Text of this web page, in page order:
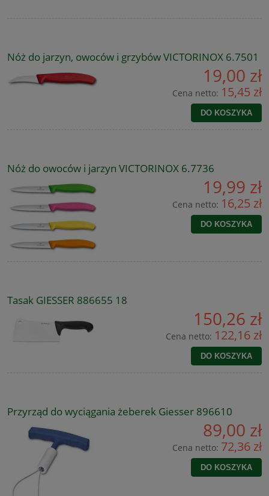
Nóż do jarzyn, owoców i grzybów VICTORINOX 6.7501
19,00 zł
Cena netto: 15,45 zł
DO KOSZYKA
Nóż do owoców i jarzyn VICTORINOX 6.7736
19,99 zł
Cena netto: 16,25 zł
DO KOSZYKA
Tasak GIESSER 886655 18
150,26 zł
Cena netto: 122,16 zł
DO KOSZYKA
Przyrząd do wyciągania żeberek Giesser 896610
89,00 zł
Cena netto: 72,36 zł
DO KOSZYKA